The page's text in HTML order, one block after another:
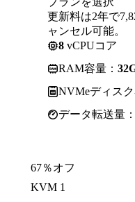
更新料は2年で
ャンセル可能。
8 vCPUコア
RAM容量：
NVMeディスク
データ転送量：
67％オフ
KVM 1